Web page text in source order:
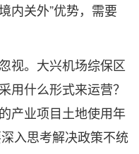
内关外”优势，需要
。大兴机场综保区
用什么形式来运营？
产业项目土地使用年
入思考解决政策不统